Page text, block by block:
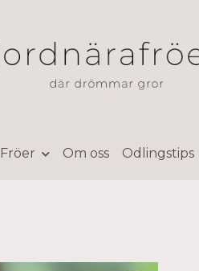
Fröer Om oss Odlingstips